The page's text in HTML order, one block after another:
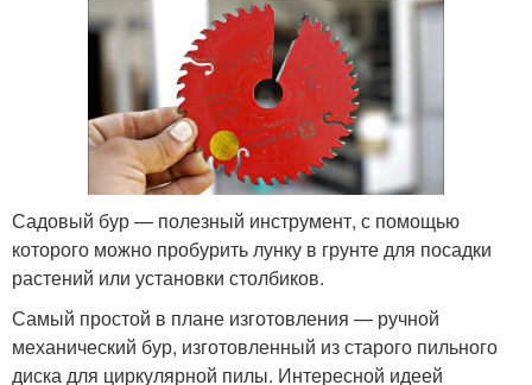
Бур для копания Бур из диска
Спиральный бур Бур для столбов
Ручной бур Самодельный бур
Садовый бур — полезный инструмент, с помощью
которого можно пробурить лунку в грунте для посадки
растений или установки столбиков.
Самый простой в плане изготовления — ручной
механический бур, изготовленный из старого пильного
диска для циркулярной пилы. Интересной идеей